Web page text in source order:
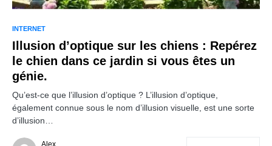
INTERNET
Illusion d’optique sur les chiens : Repérez
le chien dans ce jardin si vous êtes un
génie.
Qu’est-ce que l’illusion d’optique ? L’illusion d’optique,
également connue sous le nom d’illusion visuelle, est une sorte
d’illusion…
Alex